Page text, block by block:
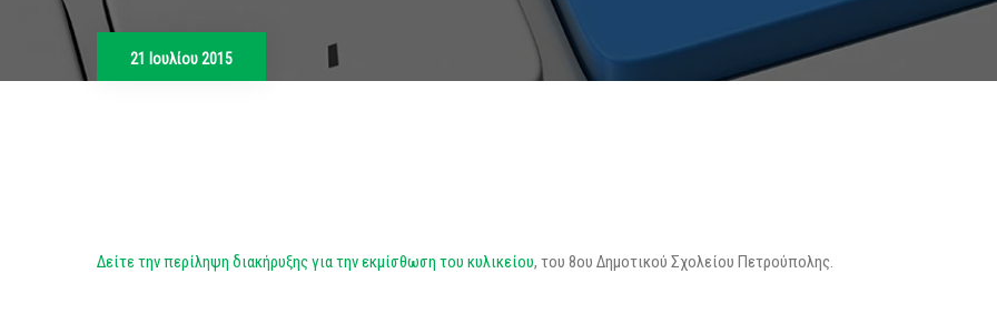
21 Ιουλίου 2015
Δείτε την περίληψη διακήρυξης για την εκμίσθωση του κυλικείου, του 8ου Δημοτικού Σχολείου Πετρούπολης.